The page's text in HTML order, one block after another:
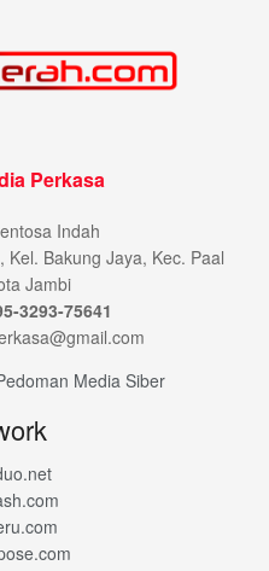
Perkasa
Indah
Bakung Jaya, Kec. Paal
Jambi
3293-75641
Media Siber